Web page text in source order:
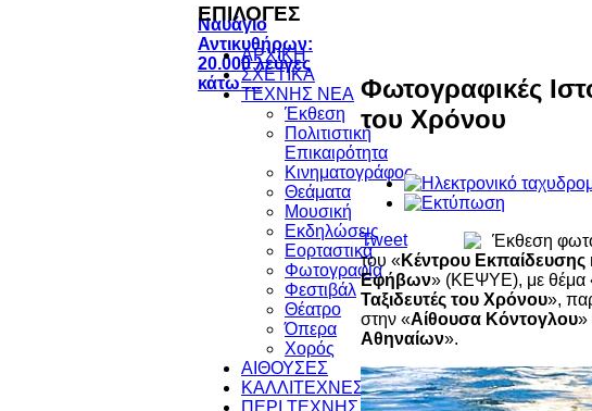
Ναυάγιο
Αντικυθήρων:
20.000 λεύγες
κάτω …
ΕΠΙΛΟΓΕΣ
ΑΡΧΙΚΗ
ΣΧΕΤΙΚΑ
ΤΕΧΝΗΣ ΝΕΑ
Έκθεση
Πολιτιστική
Επικαιρότητα
Κινηματογράφος
Θεάματα
Μουσική
Εκδηλώσεις
Εορταστικά
Φωτογραφία
Φεστιβάλ
Θέατρο
Όπερα
Χορός
ΑΙΘΟΥΣΕΣ
ΚΑΛΛΙΤΕΧΝΕΣ
Φωτογραφικές
του Χρόνου
Tweet
Έκθεση
του «Κέντρου Εκπαίδευσης
Εφήβων» (ΚΕΨΥΕ), με θέμα
Ταξιδευτές του Χρόνου»,
στην «Αίθουσα Κόντογλου»
Αθηναίων».